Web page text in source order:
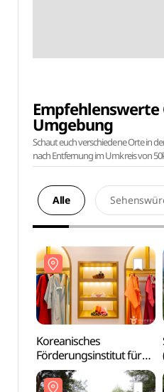
Umgebung
Schaut euch verschiedene Orte in
nach Entfernung im Umkreis von
Alle
Koreanisches
Förderungsinstitut für
Hanbok
(한국한복진흥원)